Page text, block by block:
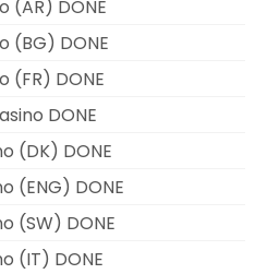
(AR) DONE
(BG) DONE
(FR) DONE
DONE
(DK) DONE
(ENG) DONE
(SW) DONE
(IT) DONE